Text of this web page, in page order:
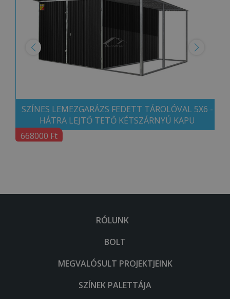
SZÍNES LEMEZGARÁZS FEDETT TÁROLÓVAL 5X6 -
HÁTRA LEJTŐ TETŐ KÉTSZÁRNYÚ KAPU
668000 Ft
RÓLUNK
BOLT
MEGVALÓSULT PROJEKTJEINK
SZÍNEK PALETTÁJA